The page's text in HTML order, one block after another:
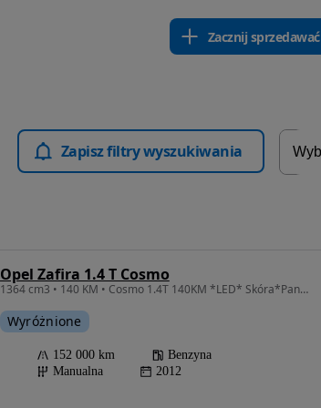
Zacznij sprzedawać
Zapisz filtry wyszukiwania
Opel Zafira 1.4 T Cosmo
1364 cm3 • 140 KM • Cosmo 1.4T 140KM *LED* Skóra*Panorama*7miejsc*Gwarancja 1ROK
Wyróżnione
152 000 km
Benzyna
Manualna
2012